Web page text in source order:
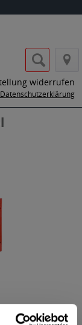
widerrufen
Datenschutzerklärung